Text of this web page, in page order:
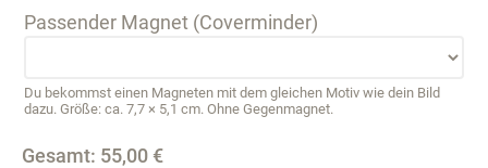
Passender Magnet (Coverminder)
Du bekommst einen Magneten mit dem gleichen Motiv wie dein Bild
dazu. Größe: ca. 7,7 × 5,1 cm. Ohne Gegenmagnet.
Gesamt: 55,00 €